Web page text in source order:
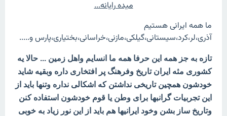
میده رایانه...
ما همه ایرانی هستیم
آذری،لر،کرد،سیستانی،گیلکی،مازنی،خراسانی،بختیاری،پارس و.....
تازه به جز همه این حرفا همه ما انسایم واهل زمین ... حالا یه
کشوری مثه ایران تاریخ وفرهنگ پر افتخاری داره وبقیه شاید
خودشون همچین تاریخی نداشتن که اشکالی نداره وتنها باید از
این تجربیات گرانبها برای وطن یا قوم خودشون استفاده کنن
وتاریخ ساز بشن وخود ایرانیها هم باید از این نور زیاد به خوبی